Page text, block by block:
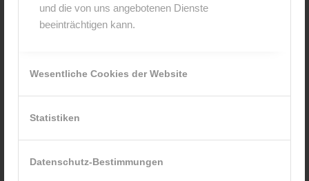
und die von uns angebotenen Dienste
beeinträchtigen kann.
Wesentliche Cookies der Website
Statistiken
Datenschutz-Bestimmungen